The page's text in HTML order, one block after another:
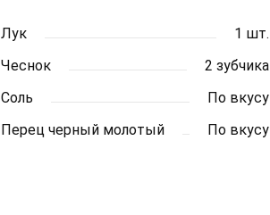
Лук
1 шт.
Чеснок
2 зубчика
Соль
По вкусу
Перец черный молотый
По вкусу